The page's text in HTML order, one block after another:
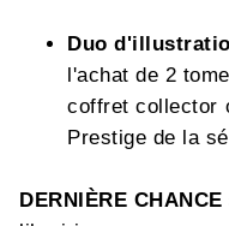
Duo
l'achat de 2
coffret collector
Prestige de la
DERNIÈRE CHANCE